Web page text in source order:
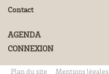
Contact
AGENDA
CONNEXION
Plan du site Mentions légales